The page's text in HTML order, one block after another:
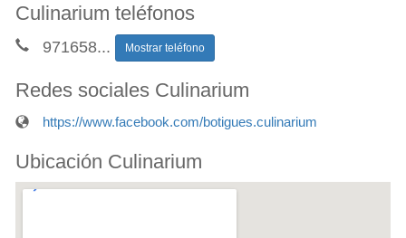
Culinarium teléfonos
971658... Mostrar teléfono
Redes sociales Culinarium
https://www.facebook.com/botigues.culinarium
Ubicación Culinarium